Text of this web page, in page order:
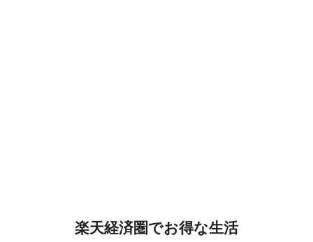
楽天経済圏でお得な生活